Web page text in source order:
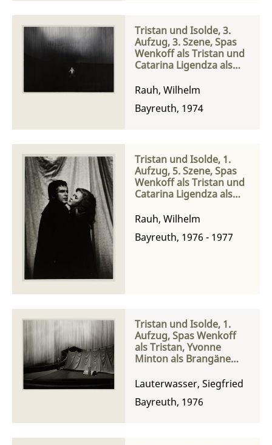
Tristan und Isolde, 3.
Aufzug, 3. Szene, Spas
Wenkoff als Tristan und
Catarina Ligendza als
Rauh, Wilhelm
Bayreuth, 1974
Tristan und Isolde, 1.
Aufzug, 5. Szene, Spas
Wenkoff als Tristan und
Catarina Ligendza als
Rauh, Wilhelm
Bayreuth, 1976 - 1977
Tristan und Isolde, 1.
Aufzug, Spas Wenkoff
als Tristan, Yvonne
Minton als Brangäne
als Isolde
Lauterwasser, Siegfried
Bayreuth, 1976